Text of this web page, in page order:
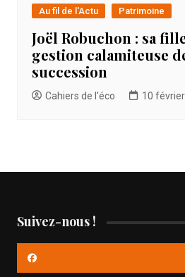
Au fil de l'Actu Patrimoine
Joël Robuchon : sa
gestion calamiteuse
succession
Cahiers de l'éco 10
Suivez-nous !